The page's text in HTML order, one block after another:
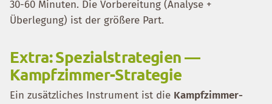
30-60 Minuten. Die Vorbereitung (Analyse +
Überlegung) ist der größere Part.
Extra: Spezialstrategien —
Kampfzimmer-Strategie
Ein zusätzliches Instrument ist die Kampfzimmer-